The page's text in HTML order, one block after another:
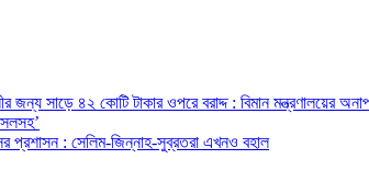
জন্য সাড়ে ৪২ কোটি টাকার ওপরে বরাদ্দ : বিমান মন্ত্রণালয়ের
প্রশাসন : সেলিম-জিন্নাহ-সুব্রতরা এখনও বহাল